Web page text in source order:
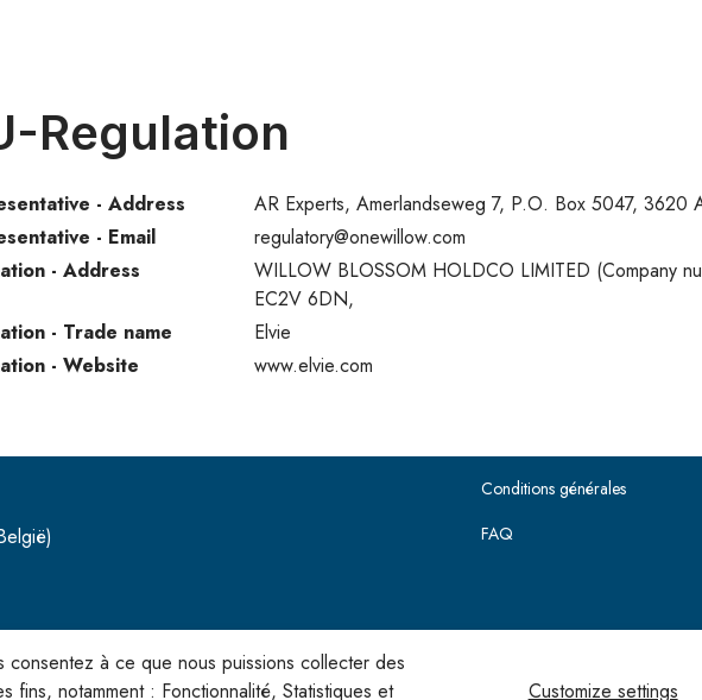
Regulation
- Address
AR Experts, Amerlandseweg 7, P.O. Box 5047, 3620
- Email
regulatory@onewillow.com
- Address
WILLOW BLOSSOM HOLDCO LIMITED (Company
EC2V 6DN,
- Trade name
Elvie
- Website
www.elvie.com
Conditions générales
FAQ
à ce que nous puissions collecter des
fins, notamment : Fonctionnalité, Statistiques et
Customize settings